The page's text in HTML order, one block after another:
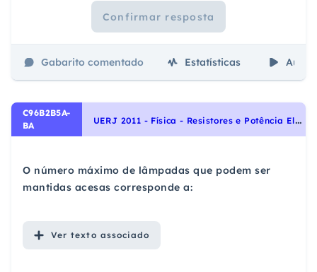
Confirmar resposta
Gabarito comentado Estatísticas Aulas
C96B2B5A-
BA
U
ERJ 2011 - Física - Resistores e Potência Elétrica, Eletricidade
O número máximo de lâmpadas que podem ser
mantidas acesas corresponde a:
Ver texto associado